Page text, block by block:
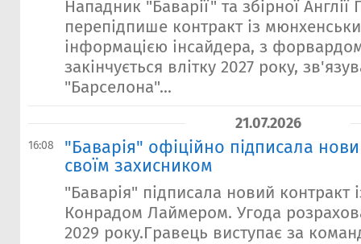
Нападник "Баварії" та збірної Англії
перепідпише контракт із
інформацією інсайдера, з
закінчується влітку 2027 року,
"Барселона"...
21.07.2026
16:08
"Баварія" офіційно підписала
своїм захисником
"Баварія" підписала новий контракт
Конрадом Лаймером. Угода
2029 року.Гравець виступає за